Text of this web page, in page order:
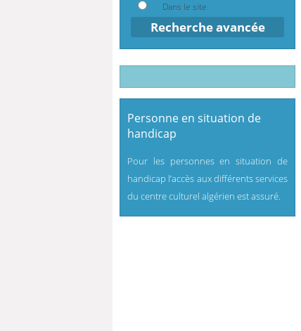
Dans le site
Recherche avancée
Personne en situation de
handicap
Pour les personnes en situation de
handicap l’accès aux différents services
du centre culturel algérien est assuré.